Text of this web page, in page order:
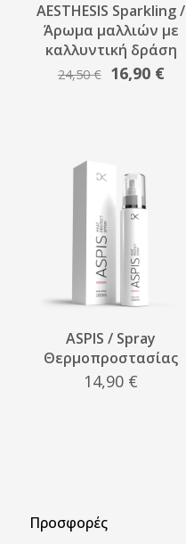
AESTHESIS Sparkling /
Άρωμα μαλλιών με
καλλυντική δράση
24,50€ Original
16,90 €Η
ASPIS / Spray
Θερμοπροστασίας
14,90 €
Προσφορές